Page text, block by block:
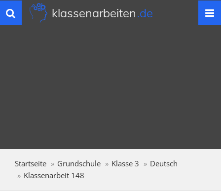
Toggle
navigation
klassenarbeiten.de
Startseite Grundschule Klasse 3
Deutsch
Klassenarbeit 148